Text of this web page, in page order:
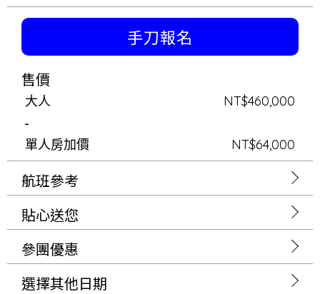
手刀報名
售價
大人 NT$460,000
-
單人房加價 NT$64,000
航班參考
貼心送您
參團優惠
選擇其他日期